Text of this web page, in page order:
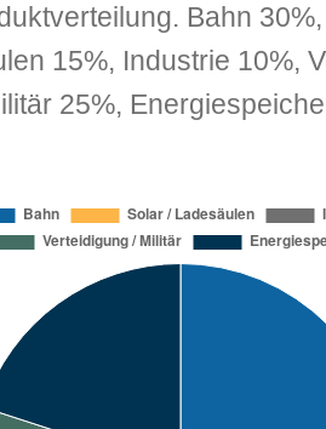
Bahn
15%, Industrie 10%,
25%,